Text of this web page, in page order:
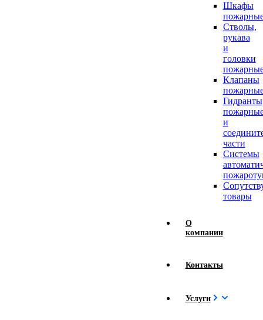
Шкафы
Стволы,
рукава
и
головки
Клапаны
Гидранты
и
части
Системы
товары
О
компании
Контакты
Услуги